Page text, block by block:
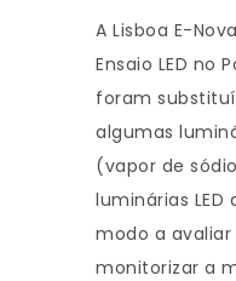
A Lisboa E-
Ensaio LED no
foram
algumas
(vapor de
luminárias
modo a avaliar
monitorizar a